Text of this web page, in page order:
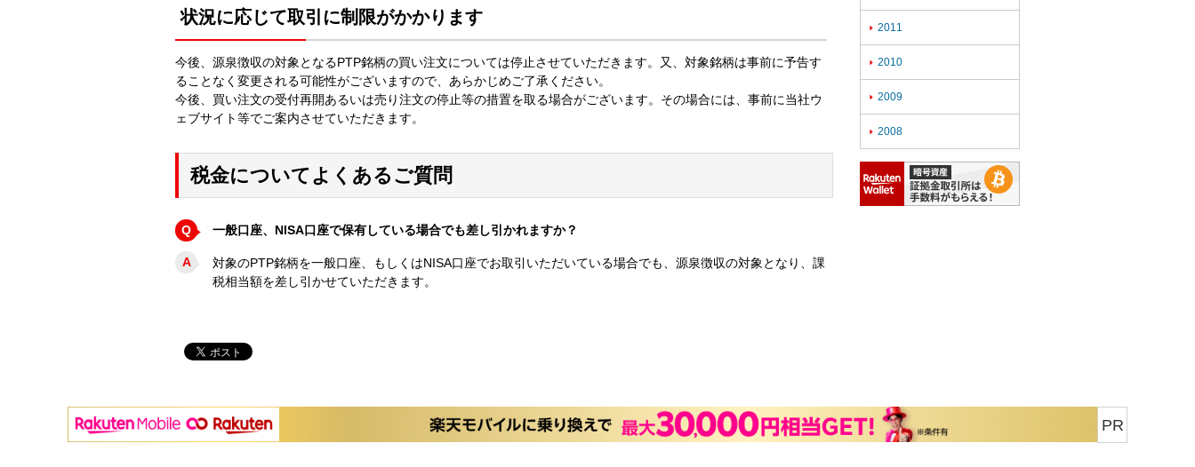
状況に応じて取引に制限がかかります
今後、源泉徴収の対象となるPTP銘柄の買い注文については停止させていただきます。又、対象銘柄は事前に予告す
ることなく変更される可能性がございますので、あらかじめご了承ください。
今後、買い注文の受付再開あるいは売り注文の停止等の措置を取る場合がございます。その場合には、事前に当社ウ
ェブサイト等でご案内させていただきます。
税金についてよくあるご質問
Q 一般口座、NISA口座で保有している場合でも差し引かれますか？
A
対象のPTP銘柄を一般口座、もしくはNISA口座でお取引いただいている場合でも、源泉徴収の対象となり、課
税相当額を差し引かせていただきます。
 2011
 2010
 2009
 2008
PR